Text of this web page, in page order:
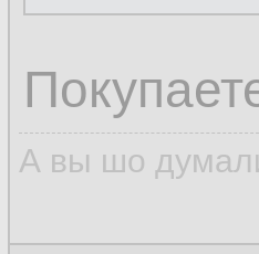
А вы шо